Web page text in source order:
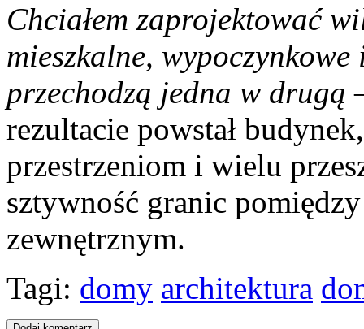
Chciałem zaprojektować
mieszkalne,
przechodzą jedna w drugą
rezultacie powstał
przestrzeniom i wielu
sztywność granic
zewnętrznym.
Tagi: domy architektura